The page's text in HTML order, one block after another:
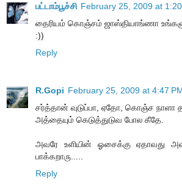
பட்டாம்பூச்சி February 25, 2009 at
தைரியம் கொஞ்சம் ஜாஸ்தியாங்ணா
:))
Reply
R.Gopi February 25, 2009 at 4:47
சர்த்தான் வுடுப்பா, ஏதோ, கொஞ்ச நாளா
அத்தையும் கெடுத்துடுவ போல கீதே.
அவரே உளியின் ஓசைக்கு ஏதாவது
பாக்கறாரு.....
Reply